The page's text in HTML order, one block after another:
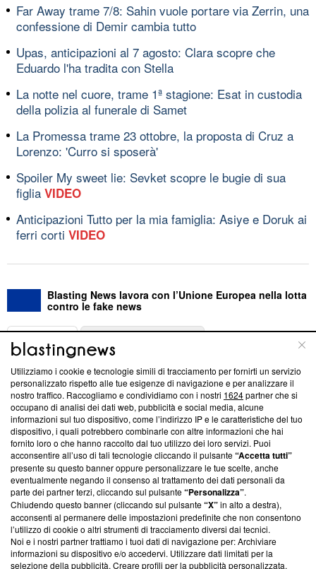
Far Away trame 7/8: Sahin vuole portare via Zerrin, una
confessione di Demir cambia tutto
Upas, anticipazioni al 7 agosto: Clara scopre che
Eduardo l'ha tradita con Stella
La notte nel cuore, trame 1ª stagione: Esat in custodia
della polizia al funerale di Samet
La Promessa trame 23 ottobre, la proposta di Cruz a
Lorenzo: 'Curro si sposerà'
Spoiler My sweet lie: Sevket scopre le bugie di sua
figlia VIDEO
Anticipazioni Tutto per la mia famiglia: Asiye e Doruk ai
ferri corti VIDEO
Blasting News lavora con l’Unione Europea nella lotta
contro le fake news
ABOUT
Questa sezione offre informazioni trasparenti su Blasting
News, sui nostri processi editoriali e su come ci impegniamo a
creare news di qualità. Inoltre, afferma la nostra aderenza a
‘Trust Project - News with Integrity’Blasting News non è
ancora membro del programma, ma ha richiesto di farne
parte; Trust Project non ha ancora effettuato una verifica di
conformità agli standard.
Su di noi
Team editoriale
Corporate
Utilizziamo i cookie e tecnologie simili di tracciamento per fornirti un servizio
personalizzato rispetto alle tue esigenze di navigazione e per analizzare il
nostro traffico. Raccogliamo e condividiamo con i nostri 1624partner che si
occupano di analisi dei dati web, pubblicità e social media, alcune
informazioni sul tuo dispositivo, come l’indirizzo IP e le caratteristiche del tuo
dispositivo, i quali potrebbero combinarle con altre informazioni che hai
fornito loro o che hanno raccolto dal tuo utilizzo dei loro servizi. Puoi
acconsentire all’uso di tali tecnologie cliccando il pulsante“Accetta tutti”
presente su questo banner oppure personalizzare le tue scelte, anche
eventualmente negando il consenso al trattamento dei dati personali da
parte dei partner terzi, cliccando sul pulsante“Personalizza”.
Chiudendo questo banner (cliccando sul pulsante“X”in alto a destra),
acconsenti al permanere delle impostazioni predefinite che non consentono
l’utilizzo di cookie o altri strumenti di tracciamento diversi dai tecnici.
Noi e i nostri partner trattiamo i tuoi dati di navigazione per: Archiviare
informazioni su dispositivo e/o accedervi. Utilizzare dati limitati per la
selezione della pubblicità. Creare profili per la pubblicità personalizzata.